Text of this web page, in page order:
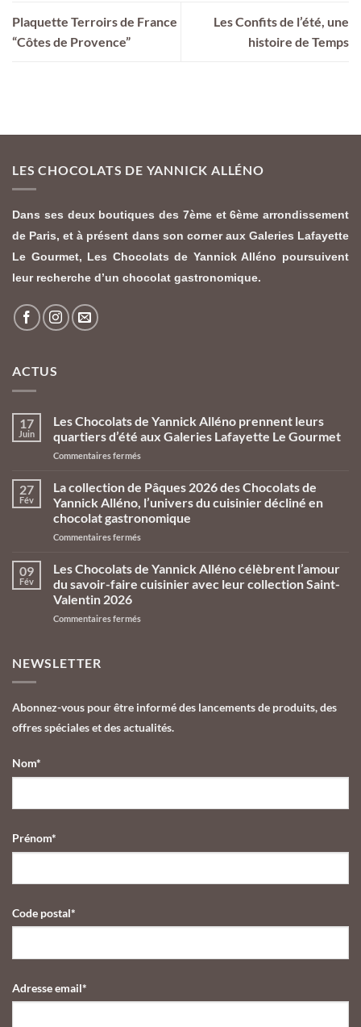
Plaquette Terroirs de France
“Côtes de Provence”
Les Confits de l’été, une
histoire de Temps
LES CHOCOLATS DE YANNICK ALLÉNO
Dans ses deux boutiques des 7ème et 6ème arrondissement
de Paris, et à présent dans son corner aux Galeries Lafayette
Le Gourmet, Les Chocolats de Yannick Alléno poursuivent
leur recherche d’un chocolat gastronomique.
ACTUS
17
Juin
Les Chocolats de Yannick Alléno prennent leurs
quartiers d’été aux Galeries Lafayette Le Gourmet
Commentaires ferméssur
Chocolats
de
Yannick
Alléno
prennent
quartiers
d’été
aux
Lafayette
27
Fév
La collection de Pâques 2026 des Chocolats de
Yannick Alléno, l’univers du cuisinier décliné en
chocolat gastronomique
Commentaires ferméssur
collection
de
Pâques
des
cuisinier
décliné
09
Fév
Les Chocolats de Yannick Alléno célèbrent l’amour
du savoir-faire cuisinier avec leur collection Saint-
Valentin 2026
Commentaires ferméssur
l’amour
du
collection
2026
NEWSLETTER
Abonnez-vous pour être informé des lancements de produits, des
offres spéciales et des actualités.
Nom*
Prénom*
Code postal*
Adresse email*